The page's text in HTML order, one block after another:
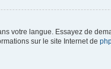
votre langue. Essayez de
sur le site Internet de